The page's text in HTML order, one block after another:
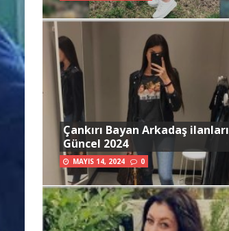
Çankırı Bayan Arkadaş ilanları
Güncel 2024
MAYIS 14, 2024 0